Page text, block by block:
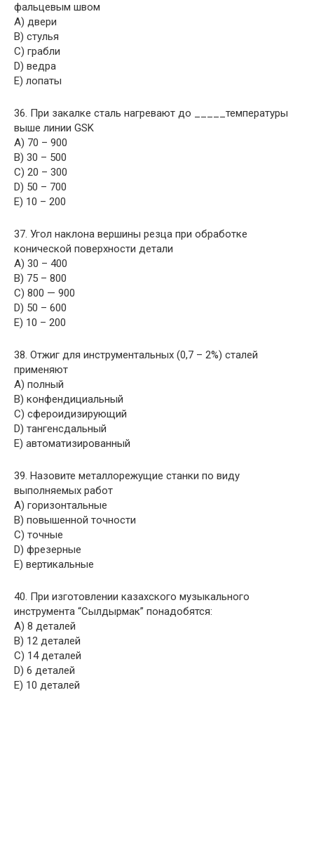
фальцевым швом
A) двери
B) стулья
C) грабли
D) ведра
E) лопаты
36. При закалке сталь нагревают до _____температуры
выше линии GSK
A) 70 – 900
B) 30 – 500
C) 20 – 300
D) 50 – 700
E) 10 – 200
37. Угол наклона вершины резца при обработке
конической поверхности детали
A) 30 – 400
B) 75 – 800
C) 800 — 900
D) 50 – 600
E) 10 – 200
38. Отжиг для инструментальных (0,7 – 2%) сталей
применяют
A) полный
B) конфендициальный
C) сфероидизирующий
D) тангенсдальный
E) автоматизированный
39. Назовите металлорежущие станки по виду
выполняемых работ
A) горизонтальные
B) повышенной точности
C) точные
D) фрезерные
E) вертикальные
40. При изготовлении казахского музыкального
инструмента “Сылдырмак” понадобятся:
A) 8 деталей
B) 12 деталей
C) 14 деталей
D) 6 деталей
E) 10 деталей